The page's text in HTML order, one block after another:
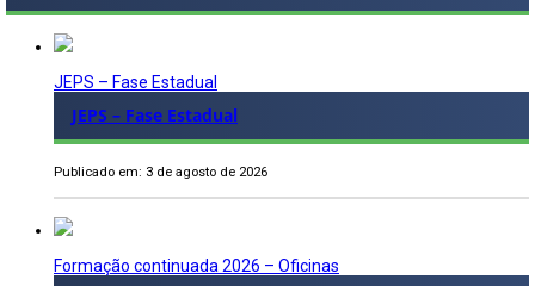
JEPS – Fase Estadual
JEPS – Fase Estadual
Publicado em: 3 de agosto de 2026
Formação continuada 2026 – Oficinas